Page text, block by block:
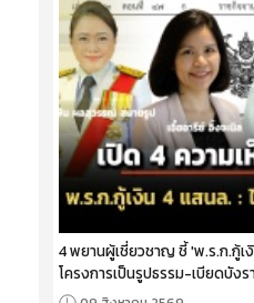
4 พยานผู้เชี่ยวชาญ ชี้ 'พ.ร.ก.กู้เ
โครงการเป็นรูปธรรม-เบียดบัง